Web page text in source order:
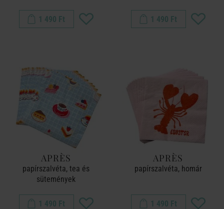
1 490 Ft 1 490 Ft
APRÈS
papírszalvéta, tea és
sütemények
1 490 Ft
APRÈS
papírszalvéta, homár
1 490 Ft